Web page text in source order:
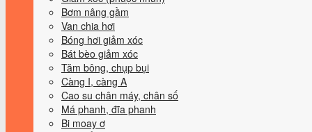
Bơm nâng gầm
Van chia hơi
Bóng hơi giảm xóc
Bát bèo giảm xóc
Tăm bông, chụp bụi
Càng I, càng A
Cao su chân máy, chân số
Má phanh, đĩa phanh
Bi moay ơ